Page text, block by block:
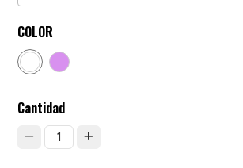
COLOR
Cantidad
1